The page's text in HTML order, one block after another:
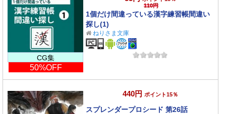
CG集
50%OFF
110円
1個だけ間違っている漢字練習帳間違い
探し(1)
ねりさま文庫
440円 ポイント15％
スプレンダープロシード 第26話